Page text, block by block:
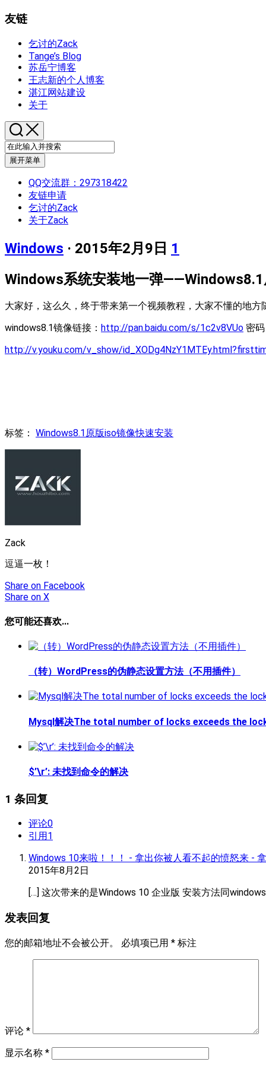
友链
乞讨的Zack
Tange’s Blog
苏岳宁博客
王志新的个人博客
湛江网站建设
关于
展开菜单
QQ交流群：297318422
友链申请
乞讨的Zack
关于Zack
Windows · 2015年2月9日 1
Windows系统安装地一弹
大家好，这么久，终于带来第一个视频教程，大家不懂的地
windows8.1镜像链接： http://pan.baidu.com/s/1c2v8VUo 密
http://v.youku.com/v_show/
标签： Windows8.1原版iso镜像快速安装
Zack
逗逼一枚！
Share on Facebook
Share on X
您可能还喜欢...
（转）WordPress的伪静态设置方法（不用插件）
Mysql解决The total number of locks exceeds the
$’\r’: 未找到命令的解决
1 条回复
评论0
引用 1
Windows 10来啦！！！ - 拿出你被人看不起的愤怒来 -
2015年8月2日
[…] 这次带来的是Windows 10 企业版 安装方法同
发表回复
您的邮箱地址不会被公开。 必填项已用 * 标注
评论 *
显示名称 *